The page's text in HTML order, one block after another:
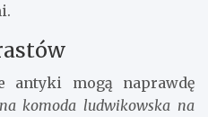
antyki mogą naprawdę
komoda ludwikowska na